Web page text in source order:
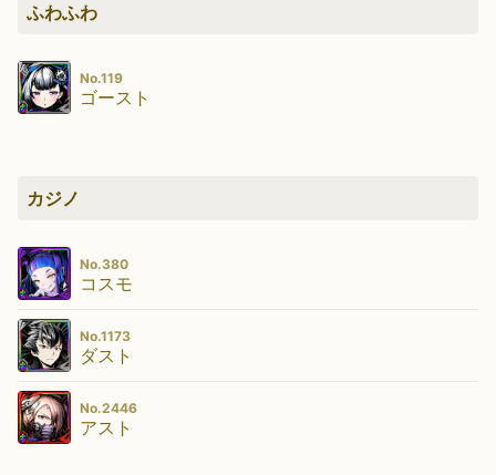
ふわふわ
No.119
ゴースト
カジノ
No.380
コスモ
No.1173
ダスト
No.2446
アスト